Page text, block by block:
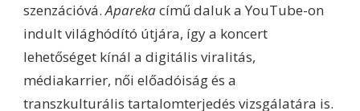
szenzációvá.Aparekacímű daluk a YouTube-on
indult világhódító útjára, így a koncert
lehetőséget kínál a digitális viralitás,
médiakarrier, női előadóiság és a
transzkulturális tartalomterjedés vizsgálatára is.